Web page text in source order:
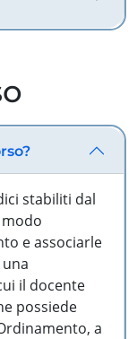
stabiliti dal
e associarle
il docente
possiede
a